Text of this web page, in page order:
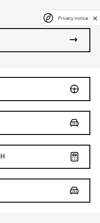
Privacy notice